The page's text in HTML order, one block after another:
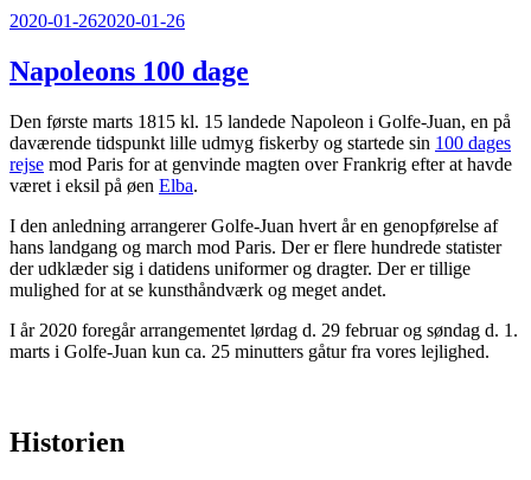
Udgivet
2020-01-262020-01-26
Napoleons 100 dage
Den første marts 1815 kl. 15 landede Napoleon i Golfe-Juan, en på
daværende tidspunkt lille udmyg fiskerby og startede sin 100 dages
rejse mod Paris for at genvinde magten over Frankrig efter at havde
været i eksil på øen Elba.
I den anledning arrangerer Golfe-Juan hvert år en genopførelse af
hans landgang og march mod Paris. Der er flere hundrede statister
der udklæder sig i datidens uniformer og dragter. Der er tillige
mulighed for at se kunsthåndværk og meget andet.
I år 2020 foregår arrangementet lørdag d. 29 februar og søndag d. 1.
marts i Golfe-Juan kun ca. 25 minutters gåtur fra vores lejlighed.
Historien